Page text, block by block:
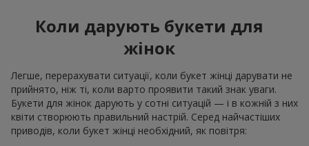
Коли дарують букети для
жінок
Легше, перерахувати ситуації, коли букет жінці дарувати не
прийнято, ніж ті, коли варто проявити такий знак уваги.
Букети для жінок дарують у сотні ситуацій — і в кожній з них
квіти створюють правильний настрій. Серед найчастіших
приводів, коли букет жінці необхідний, як повітря: